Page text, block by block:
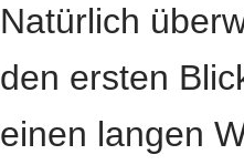
Natürlich
den ersten
einen langen